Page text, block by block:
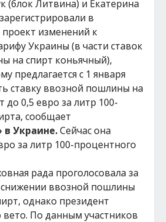
(блок Литвина) и Екатерина
в
изменений к
Украины (в части ставок
на спирт коньячный),
предлагается с 1 января
ставку ввозной пошлины на
до 0,5 евро за литр 100-
сообщает
в Украине.Сейчас она
за литр 100-процентного
рада проголосовала за
ввозной пошлины
однако президент
вето. По данным участников